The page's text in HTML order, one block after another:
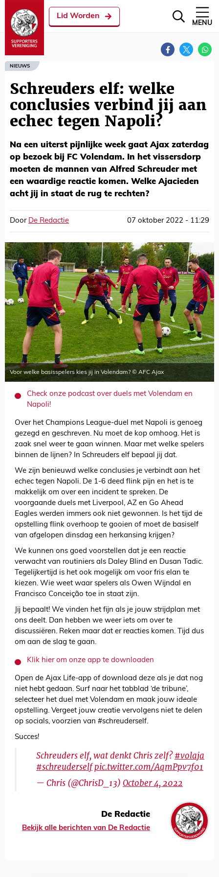
Lid Worden
MENU
NIEUWS
Schreuders elf: welke
conclusies verbind jij aan
echec tegen Napoli?
Na een uiterst pijnlijke week gaat Ajax zaterdag
op bezoek bij FC Volendam. In het vissersdorp
moeten de mannen van Alfred Schreuder met
een waardige reactie komen. Welke Ajacieden
acht jij in staat de rug te rechten?
Door De Redactie 07 oktober 2022 - 11:29
Voor welke basisspelers kies jij in Volendam? © AFC Ajax
Check onze podcast over duels met Volendam en
Napoli!
Over het Champions League-duel met Napoli is genoeg
gezegd en geschreven. Nu moet de kop omhoog. Het is
zaak snel weer te gaan winnen. Maar met welke spelers
binnen de lijnen? In Schreuders elf bepaal jij dat.
We zijn benieuwd welke conclusies je verbindt aan het
echec tegen Napoli. De 1-6 deed flink pijn en het is te
makkelijk om over een incident te spreken. De
voorgaande duels met Liverpool, AZ en Go Ahead
Eagles werden immers ook niet gewonnen. Is het tijd de
opstelling flink overhoop te gooien of moet de basiself
van afgelopen dinsdag een herkansing krijgen?
We kunnen ons goed voorstellen dat je een reactie
verwacht van routiniers als Daley Blind en Dusan Tadic.
Tegelijkertijd is het ook mogelijk om voor fris elan te
kiezen. Wie weet waar spelers als Owen Wijndal en
Francisco Conceição toe in staat zijn.
Jij bepaalt! We vinden het fijn als je jouw strijdplan met
ons deelt. Dan hebben we weer iets om over te
discussiëren. Reken maar dat er reacties komen. Tijd dus
om aan de slag te gaan.
Klik hier om onze app te downloaden
Open de Ajax Life-app of download deze als je dat nog
niet hebt gedaan. Surf naar het tabblad ‘de tribune’,
selecteer het duel met Volendam en maak jouw ideale
opstelling. Vergeet jouw creatie vervolgens niet te delen
op socials, voorzien van #schreuderself.
Succes!
Schreuders elf, wat denkt Chris zelf?#volaja
#schreuderself pic.twitter.com/AqmPpv7f01
— Chris󠁧󠁢󠁥󠁮󠁧󠁿 (@ChrisD_13) October 4, 2022
De Redactie
Bekijk alle berichten van De Redactie